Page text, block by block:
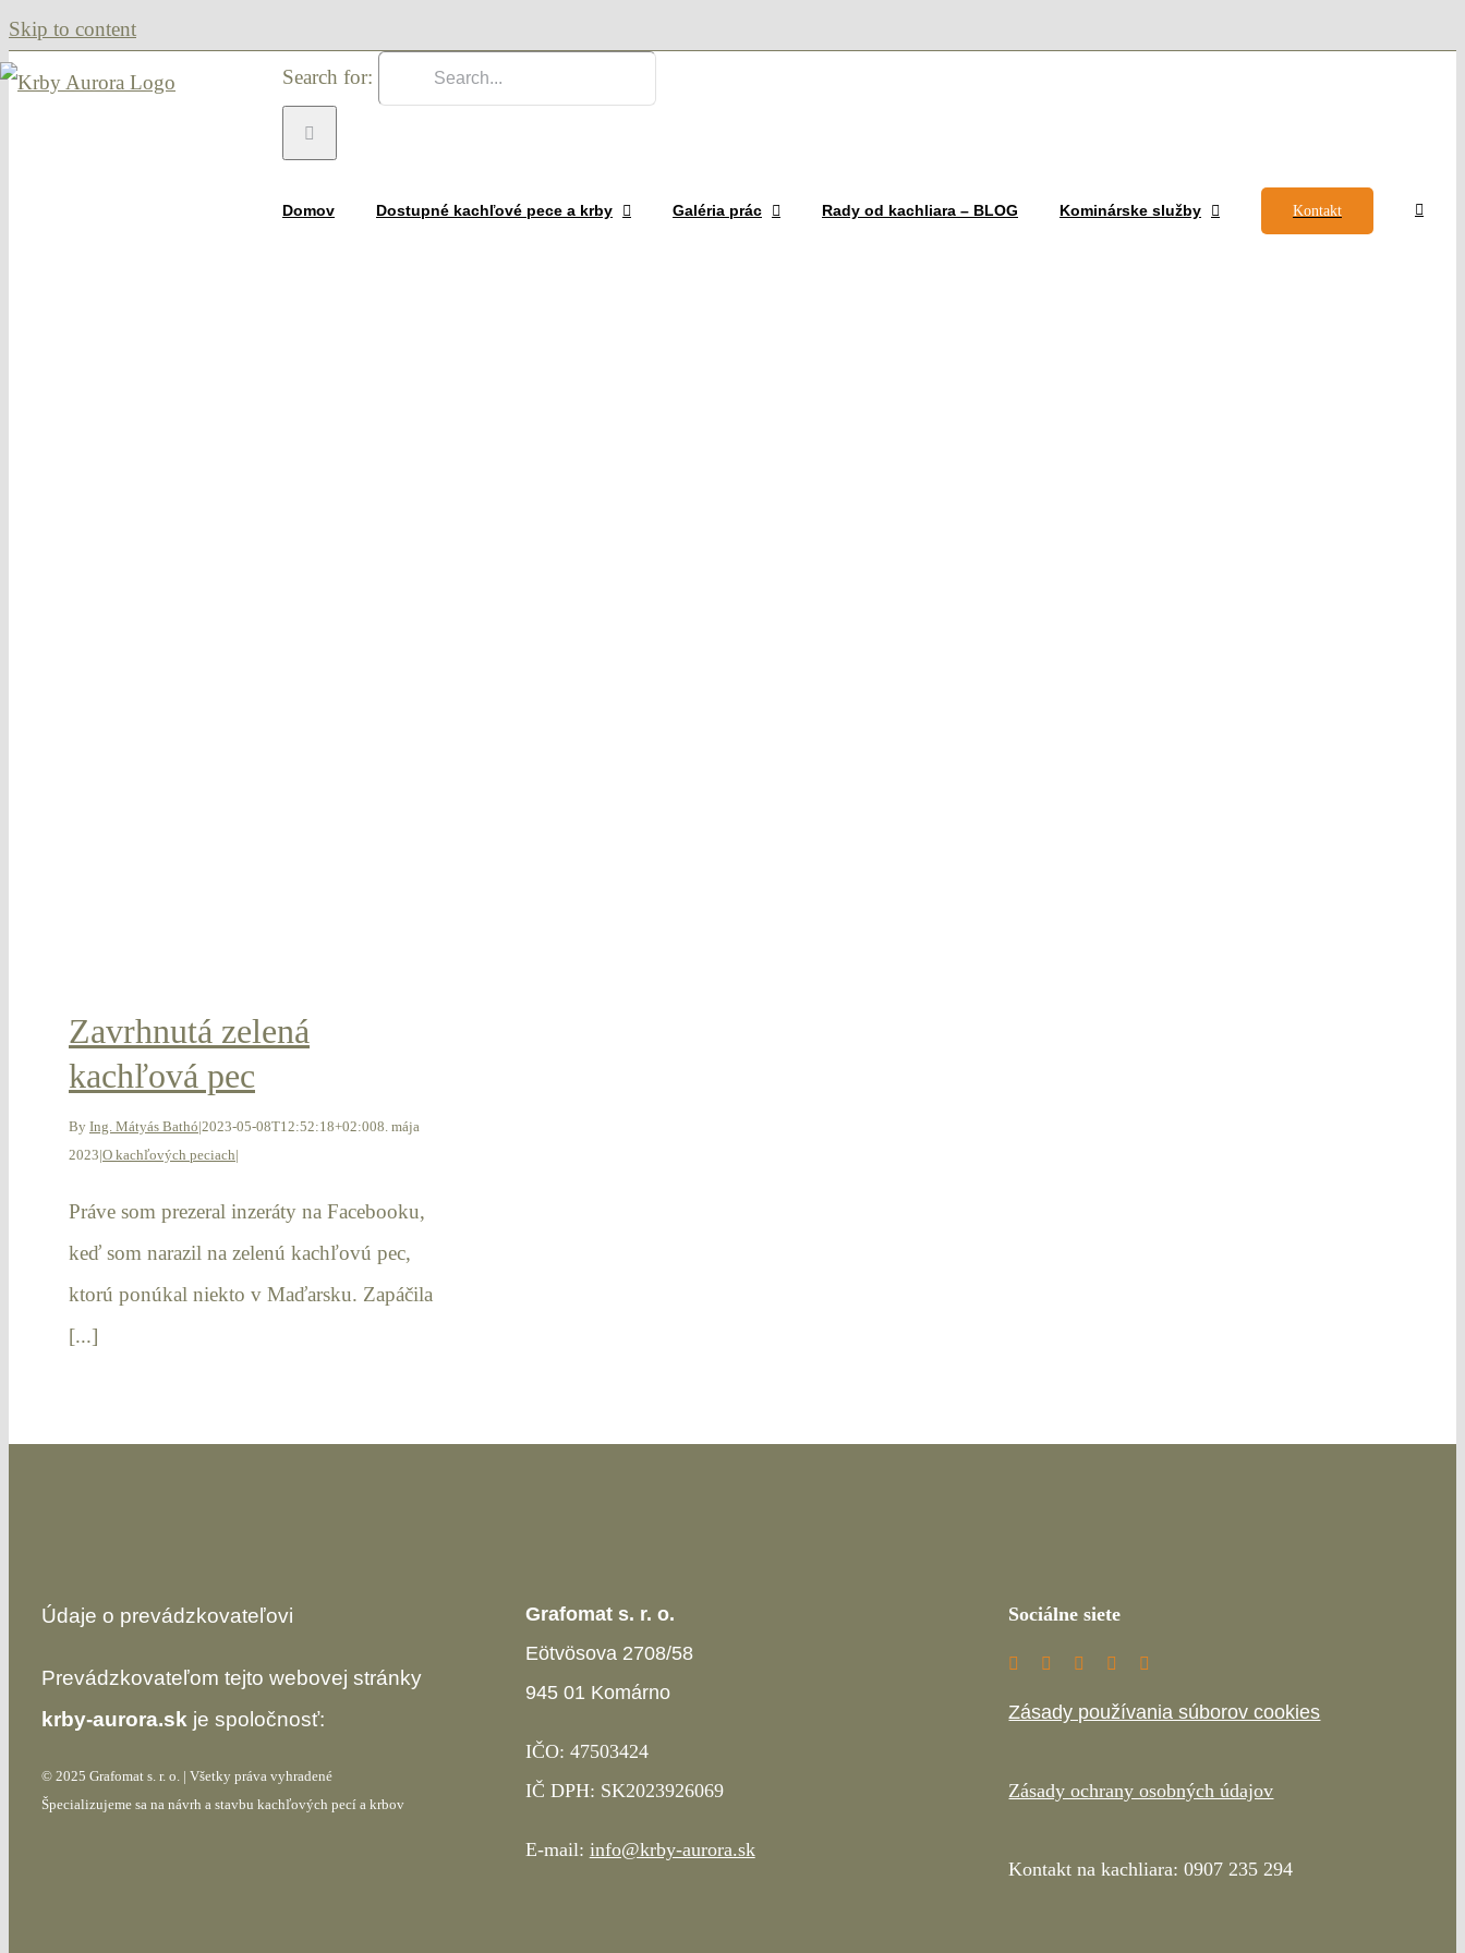
Skip to content
Search for:
Domov Dostupné kachľové pece a krby Galéria prác Rady od kachliara – BLOG Kominárske služby Kontakt
Zavrhnutá zelená
kachľová pec
By Ing. Mátyás Bathó|2023-05-08T12:52:18+02:008. mája
2023|O kachľových peciach|
Práve som prezeral inzeráty na Facebooku,
keď som narazil na zelenú kachľovú pec,
ktorú ponúkal niekto v Maďarsku. Zapáčila
[...]
Údaje o prevádzkovateľovi
Prevádzkovateľom tejto webovej stránky
krby-aurora.sk je spoločnosť:
© 2025 Grafomat s. r. o. | Všetky práva vyhradené
Špecializujeme sa na návrh a stavbu kachľových pecí a krbov
Grafomat s. r. o.
Eötvösova 2708/58
945 01 Komárno
IČO: 47503424
IČ DPH: SK2023926069
E-mail: info@krby-aurora.sk
Sociálne siete
Zásady používania súborov cookies
Zásady ochrany osobných údajov
Kontakt na kachliara: 0907 235 294